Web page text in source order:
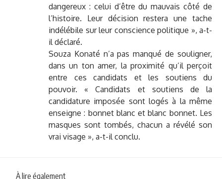
dangereux : celui d’être du mauvais côté de
l’histoire. Leur décision restera une tache
indélébile sur leur conscience politique », a-t-
il déclaré.
Souza Konaté n’a pas manqué de souligner,
dans un ton amer, la proximité qu’il perçoit
entre ces candidats et les soutiens du
pouvoir. « Candidats et soutiens de la
candidature imposée sont logés à la même
enseigne : bonnet blanc et blanc bonnet. Les
masques sont tombés, chacun a révélé son
vrai visage », a-t-il conclu.
À lire également